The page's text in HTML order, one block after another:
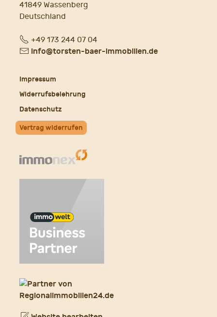
41849 Wassenberg
Deutschland
Fon+49 173 244 07 04
E- info@torsten-baer-immobilien.de
Impressum
Widerrufsbelehrung
Datenschutz
Vertrag widerrufen